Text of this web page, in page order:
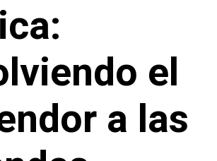
el
a las